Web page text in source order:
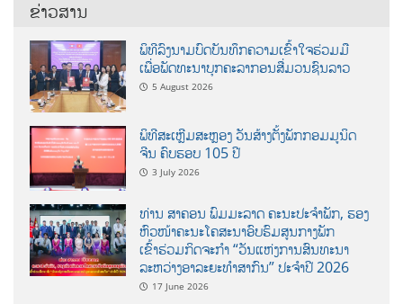
ຂ່າວສານ
ພິທີລົງນາມບົດບັນທຶກຄວາມເຂົ້າໃຈຮ່ວມມື
ເພື່ອພັດທະນາບຸກຄະລາກອນສື່ມວນຊົນລາວ
5 August 2026
ພິທີສະເຫຼີມສະຫຼອງ ວັນສ້າງຕັ້ງພັກກອມມູນິດ
ຈີນ ຄົບຮອບ 105 ປີ
3 July 2026
ທ່ານ ສາຄອນ ພົມມະລາດ ຄະນະປະຈໍາພັກ, ຮອງ
ຫົວໜ້າຄະນະໂຄສະນາອົບຮົມສູນກາງພັກ
ເຂົ້າຮ່ວມກິດຈະກຳ “ວັນແຫ່ງການສົນທະນາ
ລະຫວ່າງອາລະຍະທຳສາກົນ” ປະຈຳປີ 2026
17 June 2026